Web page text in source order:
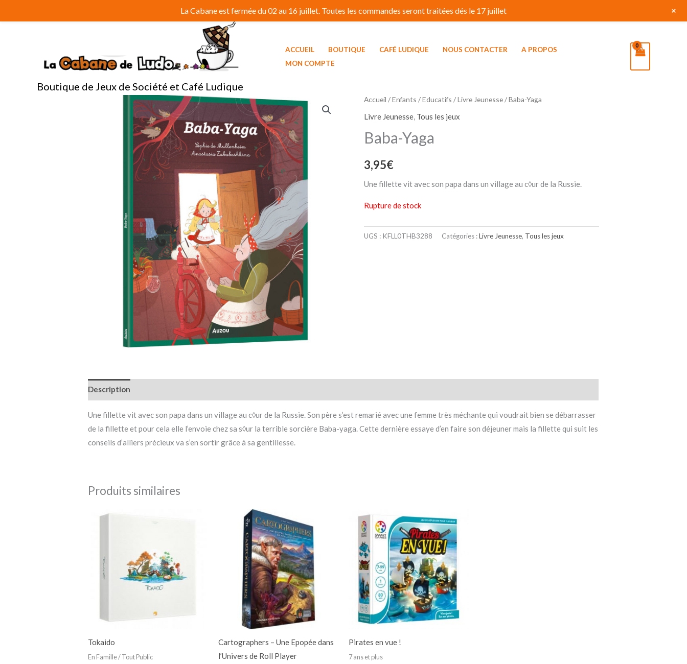
au
Boutique de Jeux de Société et Café Ludique
ACCUEIL BOUTIQUE CAFÉ LUDIQUE NOUS CONTACTER
A PROPOS
MON COMPTE
Accueil /Enfants / Educatifs /Livre Jeunesse/ Baba-Yaga
Livre Jeunesse, Tous les jeux
Baba-Yaga
3,95€
Une fillette vit avec son papa dans un village au c◊ur de la Russie.
Rupture de stock
UGS : KFLL0THB3288 Catégories :Livre Jeunesse, Tous les jeux
Description
Une fillette vit avec son papa dans un village au c◊ur de la Russie. Son père s’est remarié avec une femme très méchante qui voudrait bien se débarrasser
de la fillette et pour cela elle l’envoie chez sa s◊ur la terrible sorcière Baba-yaga. Cette dernière essaye d’en faire son déjeuner mais la fillette qui suit les
conseils d’alliers précieux va s’en sortir grâce à sa gentillesse.
Produits similaires
Tokaido
En Famille / Tout Public
Cartographers – Une Epopée dans
l’Univers de Roll Player
Pirates en vue !
7 ans et plus
La Cabane est fermée du 02 au 16 juillet. Toutes les commandes seront traitées dés le 17 juillet +